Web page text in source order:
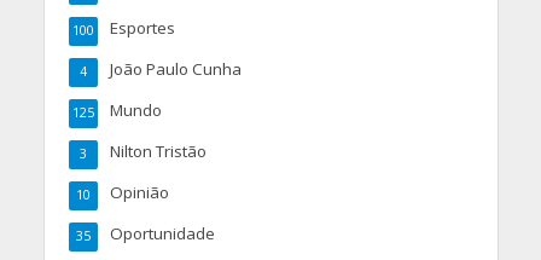
Esportes
100
João Paulo Cunha
4
Mundo
125
Nilton Tristão
3
Opinião
10
Oportunidade
35